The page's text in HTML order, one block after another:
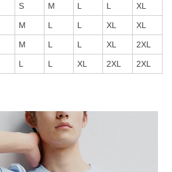
S M L L XL
M L L XL XL
M L L XL 2XL
L L XL 2XL 2XL